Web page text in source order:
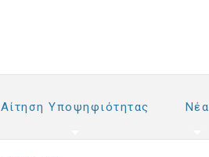
Αίτηση Υποψηφιότητας Νέα